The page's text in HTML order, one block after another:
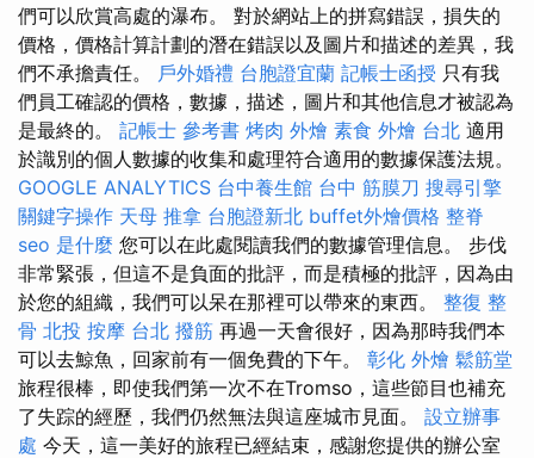
們可以欣賞高處的瀑布。 對於網站上的拼寫錯誤，損失的
價格，價格計算計劃的潛在錯誤以及圖片和描述的差異，我
們不承擔責任。 戶外婚禮 台胞證宜蘭 記帳士函授 只有我
們員工確認的價格，數據，描述，圖片和其他信息才被認為
是最終的。 記帳士 參考書 烤肉 外燴 素食 外燴 台北 適用
於識別的個人數據的收集和處理符合適用的數據保護法規。
GOOGLE ANALYTICS 台中養生館 台中 筋膜刀 搜尋引擎
關鍵字操作 天母 推拿 台胞證新北 buffet外燴價格 整脊
seo 是什麼 您可以在此處閱讀我們的數據管理信息。 步伐
非常緊張，但這不是負面的批評，而是積極的批評，因為由
於您的組織，我們可以呆在那裡可以帶來的東西。 整復 整
骨 北投 按摩 台北 撥筋 再過一天會很好，因為那時我們本
可以去鯨魚，回家前有一個免費的下午。 彰化 外燴 鬆筋堂
旅程很棒，即使我們第一次不在Tromso，這些節目也補充
了失踪的經歷，我們仍然無法與這座城市見面。 設立辦事
處 今天，這一美好的旅程已經結束，感謝您提供的辦公室